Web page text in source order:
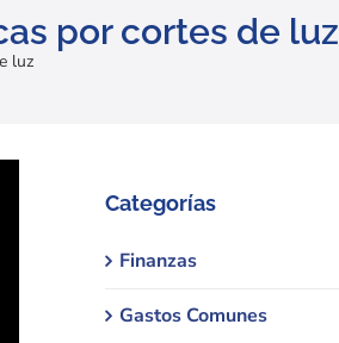
por cortes de luz
luz
Categorías
Finanzas
Gastos Comunes